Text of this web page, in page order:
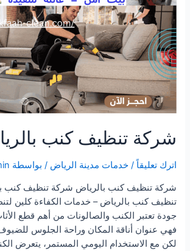
شركة تنظيف كنب
اترك تعليقاً /خدمات مدينة الرياض / بواسطة
شركة تنظيف كنب بالرياض شركة تنظيف كنب
تنظيف كنب بالرياض – خدمات الكفاءة كلين
جودة تعتبر الكنب والصالونات من أهم قطع
فهي عنوان أناقة المكان وراحة الجلوس
لكن مع الاستخدام اليومي المستمر، يتعرض